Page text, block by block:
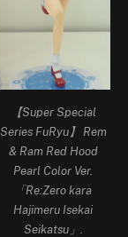
【Super Special
Series FuRyu】 Rem
& Ram Red Hood
Pearl Color Ver.
「Re:Zero kara
Hajimeru Isekai
Seikatsu」.